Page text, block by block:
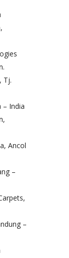
Tj.
– India
Ancol
–
–